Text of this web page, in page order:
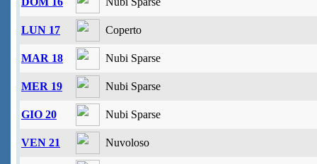
LUN 17 Coperto
MAR 18 Nubi Sparse
MER 19 Nubi Sparse
GIO 20 Nubi Sparse
VEN 21 Nuvoloso